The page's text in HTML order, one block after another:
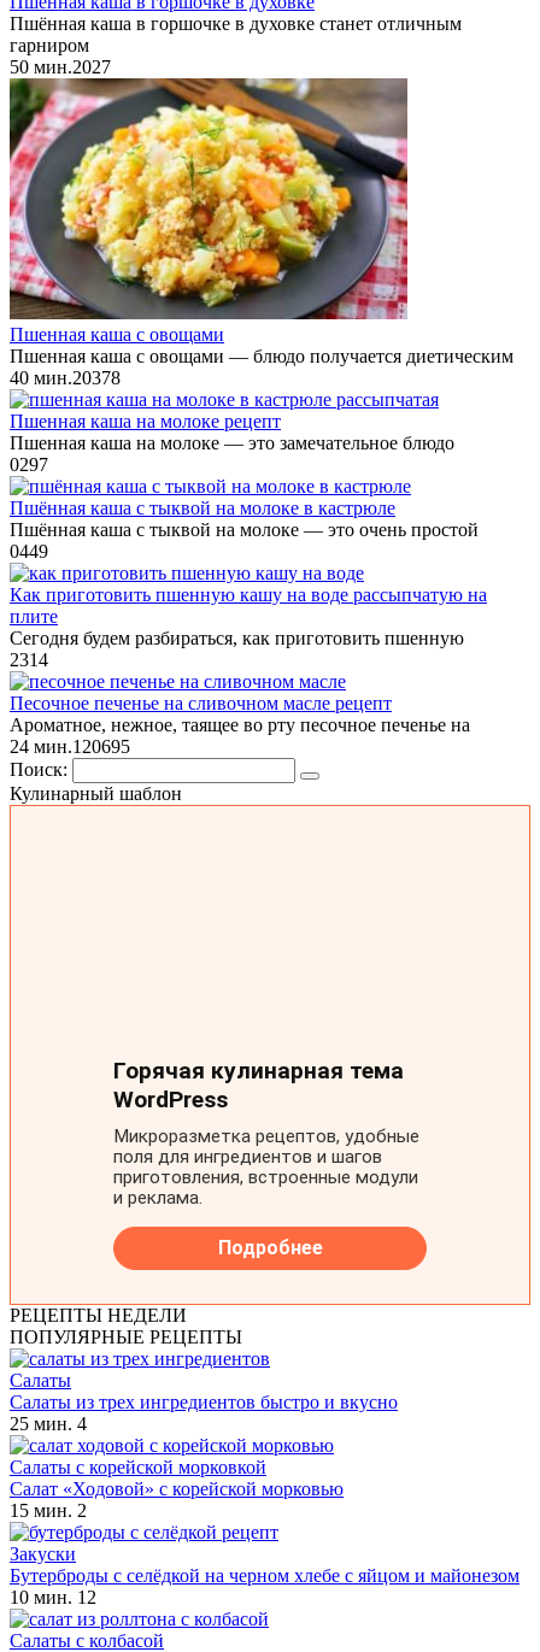
Пшённая каша в горшочке в духовке станет отличным
гарниром
50 мин.2027
Пшенная каша с овощами
Пшенная каша с овощами — блюдо получается диетическим
40 мин.20378
Пшенная каша на молоке рецепт
Пшенная каша на молоке — это замечательное блюдо
0297
Пшённая каша с тыквой на молоке в кастрюле
Пшённая каша с тыквой на молоке — это очень простой
0449
Как приготовить пшенную кашу на воде рассыпчатую на
плите
Сегодня будем разбираться, как приготовить пшенную
2314
Песочное печенье на сливочном масле рецепт
Ароматное, нежное, таящее во рту песочное печенье на
24 мин.120695
Поиск:
Кулинарный шаблон
РЕЦЕПТЫ НЕДЕЛИ
ПОПУЛЯРНЫЕ РЕЦЕПТЫ
Салаты
Салаты из трех ингредиентов быстро и вкусно
25 мин. 4
Салаты с корейской морковкой
Салат «Ходовой» с корейской морковью
15 мин. 2
Закуски
Бутерброды с селёдкой на черном хлебе с яйцом и майонезом
10 мин. 12
Салаты с колбасой